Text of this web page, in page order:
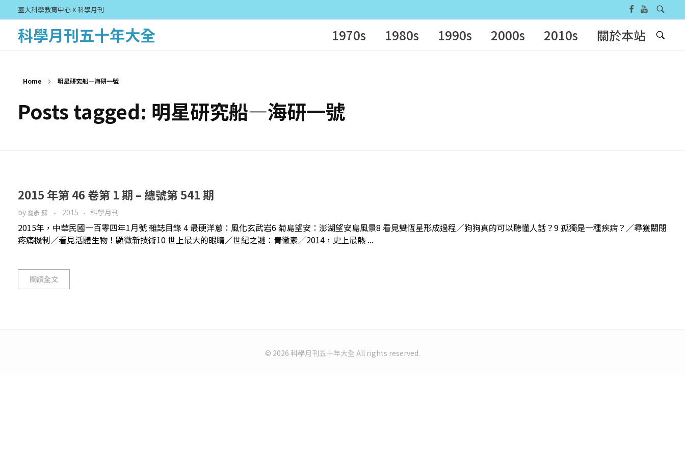
臺大科學教育中心 X 科學月刊
科學月刊五十年大全 1970s 1980s 1990s 2000s 2010s 關於本站
Home 明星研究船—海研一號
Posts tagged: 明星研究船—海研一號
2015 年第 46 卷第 1 期 – 總號第 541 期
by 裔彥 蘇 2015 科學月刊
2015年，中華民國一百零四年1月號 雜誌目錄 4 最硬洋蔥：風化玄武岩6 菊島望安：澎湖望安島風景8 看見雙恆星形成過程／狗狗真的可以聽懂人話？9 孤獨是一種疾病？／尋獲關閉
疼痛機制／看見活體生物！顯微新技術10 世上最大的眼睛／世紀之謎：青黴素／2014，史上最熱 ...
閱讀全文
© 2026 科學月刊五十年大全 All rights reserved.